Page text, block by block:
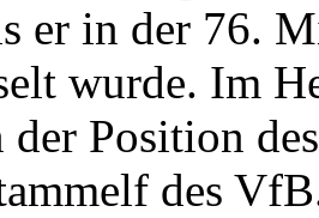
er in der 76.
wurde. Im
der Position
des